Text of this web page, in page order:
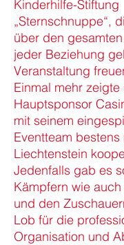
Kinderhilfe-Stiftung
„Sternschnuppe“,
über den
jeder Beziehung
Veranstaltung
Einmal mehr
Hauptsponsor
mit seinem
Eventteam
Liechtenstein
Jedenfalls gab es
Kämpfern wie
und den
Lob für die
Organisation und